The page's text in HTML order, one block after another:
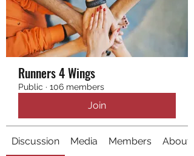
Runners 4 Wings
Public · 106 members
Join
Discussion Media Members About